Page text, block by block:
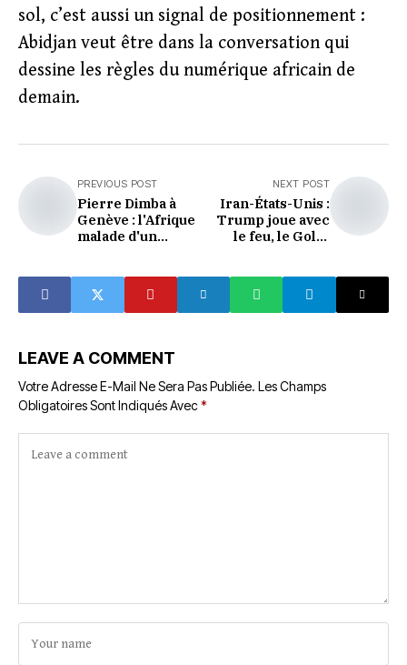
sol, c’est aussi un signal de positionnement :
Abidjan veut être dans la conversation qui
dessine les règles du numérique africain de
demain.
PREVIOUS POST
Pierre Dimba à
Genève : l'Afrique
malade d'un
voit pas
NEXT POST
Iran-États-Unis :
Trump joue avec
le feu, le Golfe
LEAVE A COMMENT
Votre Adresse E-Mail Ne Sera Pas Publiée. Les Champs
Obligatoires Sont Indiqués Avec*